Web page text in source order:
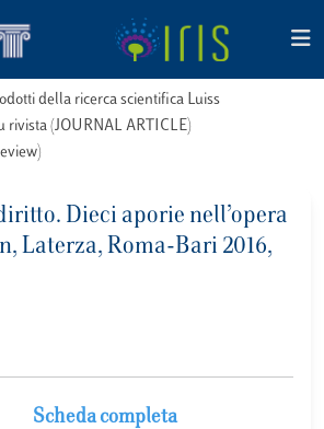
della ricerca scientifica Luiss
rivista (JOURNAL ARTICLE)
Dieci aporie nell’opera
Laterza, Roma-Bari 2016,
Scheda completa